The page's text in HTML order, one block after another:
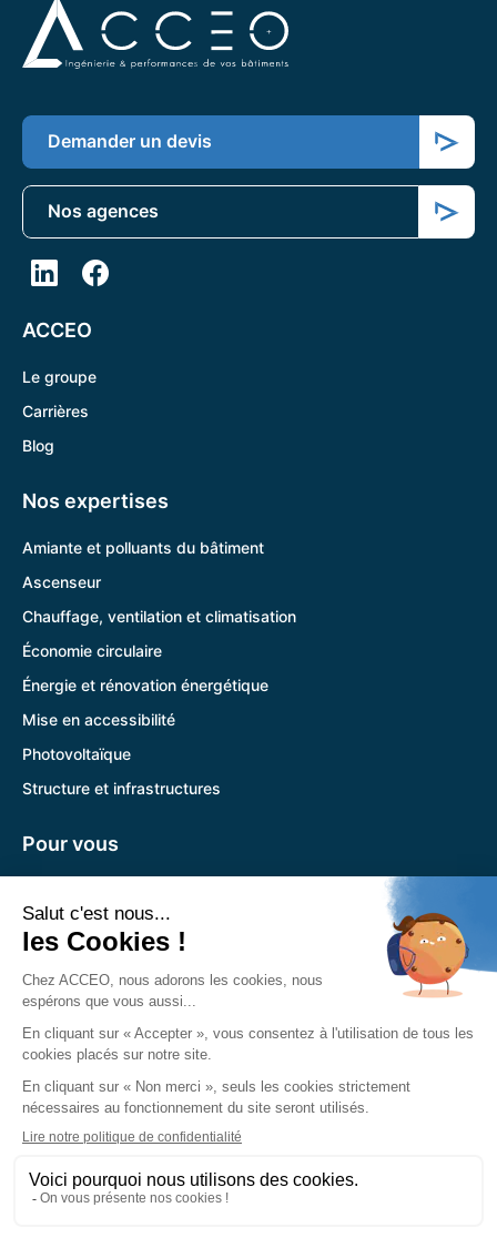
Demander un devis
Nos agences
ACCEO
Le groupe
Carrières
Blog
Nos expertises
Amiante et polluants du bâtiment
Ascenseur
Chauffage, ventilation et climatisation
Économie circulaire
Énergie et rénovation énergétique
Mise en accessibilité
Photovoltaïque
Structure et infrastructures
Pour vous
Trouver l’agence la plus proche
Nous retrouver
785 Voie Antiope 13600 La Ciotat
04 89 12 08 31
Du lundi au vendredi :
8h30-12h30